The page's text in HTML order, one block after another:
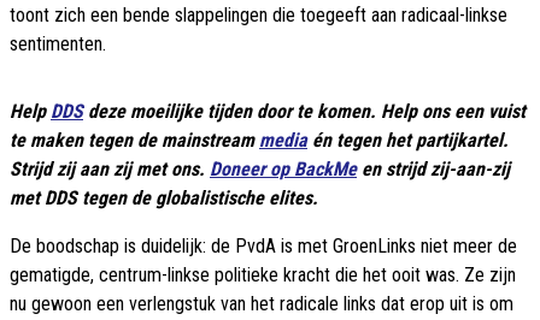
toont zich een bende slappelingen die toegeeft aan radicaal-linkse
sentimenten.
Help DDSdeze moeilijke tijden door te komen. Help ons een vuist
te maken tegen de mainstream mediaén tegen het partijkartel.
Strijd zij aan zij met ons. Doneer op BackMeen strijd zij-aan-zij
met DDS tegen de globalistische elites.
De boodschap is duidelijk: de PvdA is met GroenLinks niet meer de
gematigde, centrum-linkse politieke kracht die het ooit was. Ze zijn
nu gewoon een verlengstuk van het radicale links dat erop uit is om